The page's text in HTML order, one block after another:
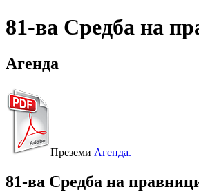
81-ва Средба на
Агенда
Преземи Агенда.
81-ва Средба на